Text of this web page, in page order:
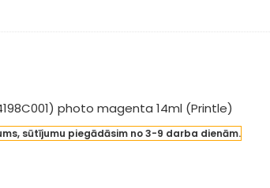
photo magenta 14ml (Printle)
sūtījumu piegādāsim no 3-9 darba dienām.